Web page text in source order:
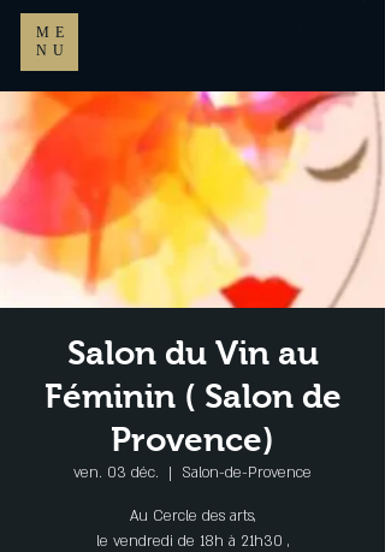
ME
NU
Salon du Vin au
Féminin ( Salon de
Provence)
ven. 03 déc.
  |
Salon-de-Provence
Au Cercle des arts,
le vendredi de 18h à 21h30 ,